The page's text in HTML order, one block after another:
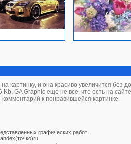
и она красиво увеличится без
GA Graphic еще не все, что есть на
к понравившейся картинке.
графических работ.